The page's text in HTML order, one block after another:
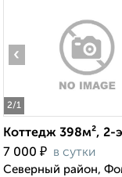
2/1
‹
Коттедж 398м², 2-
7 000 ₽ в сутки
Северный район,